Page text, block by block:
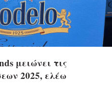
μειώνει τις
2025, ελέω